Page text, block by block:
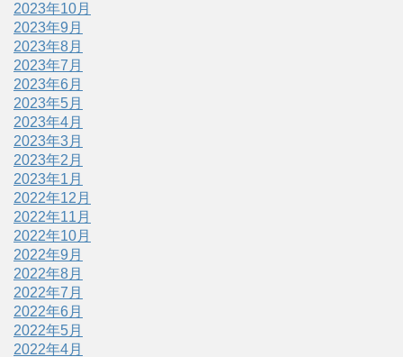
2023年10月
2023年9月
2023年8月
2023年7月
2023年6月
2023年5月
2023年4月
2023年3月
2023年2月
2023年1月
2022年12月
2022年11月
2022年10月
2022年9月
2022年8月
2022年7月
2022年6月
2022年5月
2022年4月